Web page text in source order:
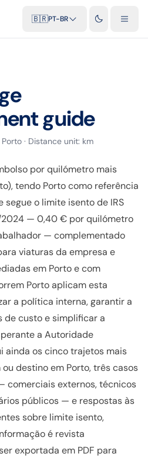
🇧🇷PT-BR
guide
Porto · Distance unit: km
por quilómetro mais
tendo Porto como referência
segue o limite isento de IRS
— 0,40 € por quilómetro
— complementado
viaturas da empresa e
em Porto e com
Porto aplicam esta
a política interna, garantir a
de custo e simplificar a
a Autoridade
ainda os cinco trajetos mais
destino em Porto, três casos
comerciais externos, técnicos
públicos — e respostas às
sobre limite isento,
é revista
exportada em PDF para